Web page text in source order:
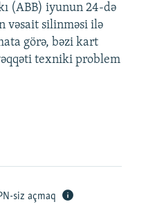
(ABB) iyunun 24-də
vəsait silinməsi ilə
görə, bəzi kart
texniki problem
siz açmaq